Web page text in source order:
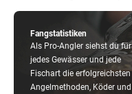
Fangstatistiken
Als Pro-Angler siehst du für
jedes Gewässer und jede
Fischart die erfolgreichsten
Angelmethoden, Köder und